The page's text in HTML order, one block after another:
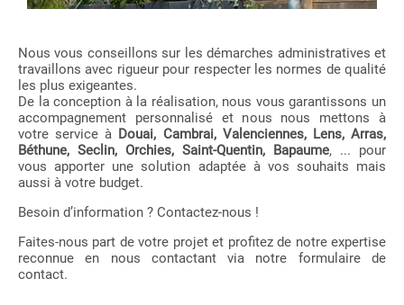
Nous vous conseillons sur les démarches administratives et
travaillons avec rigueur pour respecter les normes de qualité
les plus exigeantes.
De la conception à la réalisation, nous vous garantissons un
accompagnement personnalisé et nous nous mettons à
votre service à Douai, Cambrai, Valenciennes, Lens, Arras,
Béthune, Seclin, Orchies, Saint-Quentin, Bapaume, ... pour
vous apporter une solution adaptée à vos souhaits mais
aussi à votre budget.
Besoin d’information ? Contactez-nous !
Faites-nous part de votre projet et profitez de notre expertise
reconnue en nous contactant via notre formulaire de
contact.